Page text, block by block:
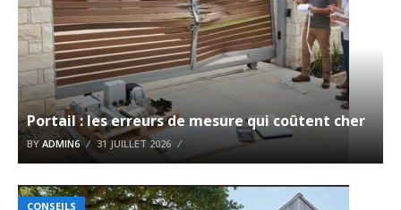
Portail : les erreurs de mesure qui coûtent cher
BY ADMIN6 31 JUILLET 2026
CONSEILS